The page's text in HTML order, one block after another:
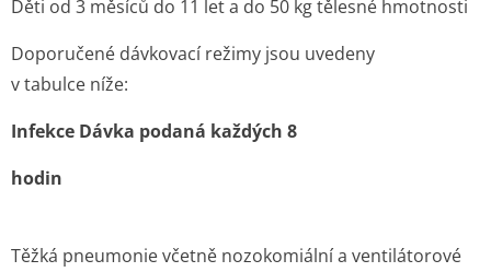
Děti od 3 měsíců do 11 let a do 50 kg tělesné hmotnosti
Doporučené dávkovací režimy jsou uvedeny
v tabulce níže:
Infekce Dávka podaná každých 8
hodin
Těžká pneumonie včetně nozokomiální a ventilátorové